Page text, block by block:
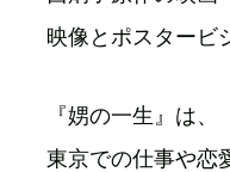
映像とポスタービ
『娚の一生』は
東京での仕事や恋